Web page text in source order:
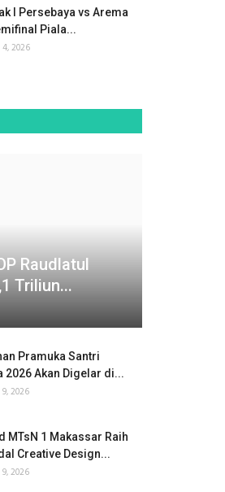
I Persebaya vs Arema
Piala...
2026
Raudlatul
Triliun...
Pramuka Santri
2026 Akan Digelar di...
2026
MTsN 1 Makassar Raih
Creative Design...
2026